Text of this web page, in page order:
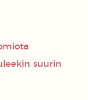
suurin